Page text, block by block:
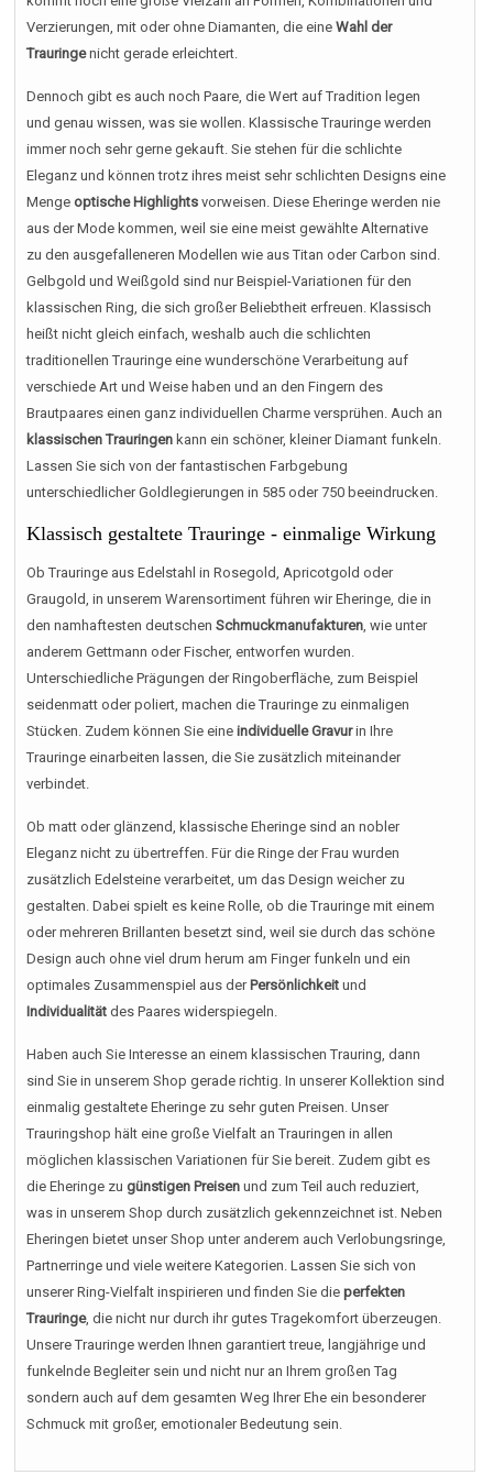
Verzierungen, mit oder ohne Diamanten, die eineWahl der
Trauringenicht gerade erleichtert.
Dennoch gibt es auch noch Paare, die Wert auf Tradition legen
und genau wissen, was sie wollen. Klassische Trauringe werden
immer noch sehr gerne gekauft. Sie stehen für die schlichte
Eleganz und können trotz ihres meist sehr schlichten Designs eine
Mengeoptische Highlights vorweisen. Diese Eheringe werden nie
aus der Mode kommen, weil sie eine meist gewählte Alternative
zu den ausgefalleneren Modellen wie aus Titan oder Carbon sind.
Gelbgold und Weißgold sind nur Beispiel-Variationen für den
klassischen Ring, die sich großer Beliebtheit erfreuen. Klassisch
heißt nicht gleich einfach, weshalb auch die schlichten
traditionellen Trauringe eine wunderschöne Verarbeitung auf
verschiede Art und Weise haben und an den Fingern des
Brautpaares einen ganz individuellen Charme versprühen. Auch an
klassischen Trauringen kann ein schöner, kleiner Diamant funkeln.
Lassen Sie sich von der fantastischen Farbgebung
unterschiedlicher Goldlegierungen in 585 oder 750 beeindrucken.
Klassisch gestaltete Trauringe - einmalige Wirkung
Ob Trauringe aus Edelstahl in Rosegold, Apricotgold oder
Graugold, in unserem Warensortiment führen wir Eheringe, die in
den namhaftesten deutschenSchmuckmanufakturen, wie unter
anderem Gettmann oder Fischer, entworfen wurden.
Unterschiedliche Prägungen der Ringoberfläche, zum Beispiel
seidenmatt oder poliert, machen die Trauringe zu einmaligen
Stücken. Zudem können Sie eineindividuelle Gravurin Ihre
Trauringe einarbeiten lassen, die Sie zusätzlich miteinander
verbindet.
Ob matt oder glänzend, klassische Eheringe sind an nobler
Eleganz nicht zu übertreffen. Für die Ringe der Frau wurden
zusätzlich Edelsteine verarbeitet, um das Design weicher zu
gestalten. Dabei spielt es keine Rolle, ob die Trauringe mit einem
oder mehreren Brillanten besetzt sind, weil sie durch das schöne
Design auch ohne viel drum herum am Finger funkeln und ein
optimales Zusammenspiel aus der Persönlichkeit und
Individualität des Paares widerspiegeln.
Haben auch Sie Interesse an einem klassischen Trauring, dann
sind Sie in unserem Shop gerade richtig. In unserer Kollektion sind
einmalig gestaltete Eheringe zu sehr guten Preisen. Unser
Trauringshop hält eine große Vielfalt an Trauringen in allen
möglichen klassischen Variationen für Sie bereit. Zudem gibt es
die Eheringe zugünstigen Preisen und zum Teil auch reduziert,
was in unserem Shop durch zusätzlich gekennzeichnet ist. Neben
Eheringen bietet unser Shop unter anderem auch Verlobungsringe,
Partnerringe und viele weitere Kategorien. Lassen Sie sich von
unserer Ring-Vielfalt inspirieren und finden Sie dieperfekten
Trauringe, die nicht nur durch ihr gutes Tragekomfort überzeugen.
Unsere Trauringe werden Ihnen garantiert treue, langjährige und
funkelnde Begleiter sein und nicht nur an Ihrem großen Tag
sondern auch auf dem gesamten Weg Ihrer Ehe ein besonderer
Schmuck mit großer, emotionaler Bedeutung sein.